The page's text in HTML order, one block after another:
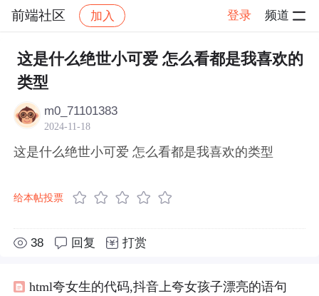
前端社区 加入 登录 频道
社区 前端社区 感慨 帖子详情
这是什么绝世小可爱 怎么看都是我喜欢的
类型
m0_71101383
2024-11-18
这是什么绝世小可爱 怎么看都是我喜欢的类型
给本帖投票
38 回复 打赏
html夸女生的代码,抖音上夸女孩子漂亮的语句